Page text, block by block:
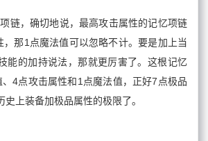
链，确切地说，最高攻击属性的记忆项链
那1点魔法值可以忽略不计。要是加上当
能的加持说法，那就更厉害了。这根记忆
4点攻击属性和1点魔法值，正好7点极品
史上装备加极品属性的极限了。